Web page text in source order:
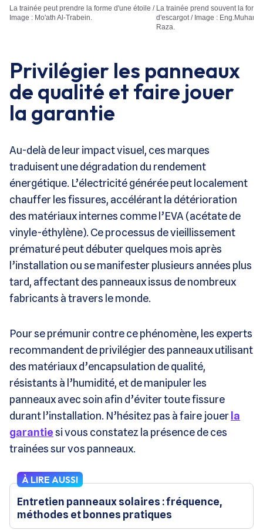
La trainée peut prendre la forme d'une étoile /
Image : Mo'ath Al-Trabein.
La trainée prend souvent la forme d'une trace
d'escargot / Image :
Raza.
Privilégier les panneaux
de qualité et faire jouer
la garantie
Au-delà de leur impact visuel, ces marques
traduisent une dégradation du rendement
énergétique. L’électricité générée peut localement
chauffer les fissures, accélérant la détérioration
des matériaux internes comme l’EVA (acétate de
vinyle-éthylène). Ce processus de vieillissement
prématuré peut débuter quelques mois après
l’installation ou se manifester plusieurs années plus
tard, affectant des panneaux issus de nombreux
fabricants à travers le monde.
Pour se prémunir contre ce phénomène, les experts
recommandent de privilégier des panneaux utilisant
des matériaux d’encapsulation de qualité,
résistants à l’humidité, et de manipuler les
panneaux avec soin afin d’éviter toute fissure
durant l’installation. N’hésitez pas à faire jouerla
garantiesi vous constatez la présence de ces
trainées sur vos panneaux.
À LIRE AUSSI
Entretien panneaux solaires : fréquence,
méthodes et bonnes pratiques